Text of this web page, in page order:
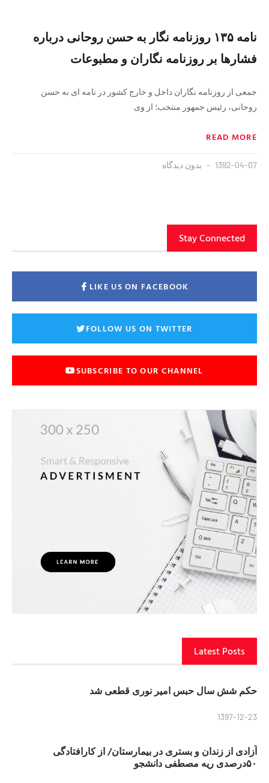
نامه ۱۳۵ روزنامه نگار به حسن روحانی درباره
فشارها بر روزنامه نگاران و مطبوعات
جمعی از روزنامه نگاران داخل و خارج کشور در نامه ای به حسن
روحانی، رئیس جمهور منتخب؛ از وی
READ MORE
1392-04-07 بدون دیدگاه
Stay Connected
LIKE US ON FACEBOOK
FOLLOW US ON TWITTER
SUBSCRIBE TO OUR CHANNEL
Latest Posts
حکم شش سال حبس امیر نوری قطعی شد
1397-12-23
آزادی از زندان و بستری در بیمارستان/ از کارافتادگی
۵۰درصدی ریه مصطفی دانشجو